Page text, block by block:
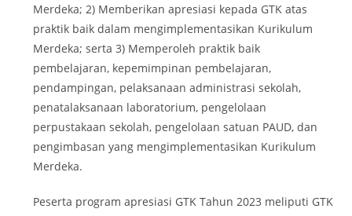
Merdeka; 2) Memberikan apresiasi kepada GTK atas
praktik baik dalam mengimplementasikan Kurikulum
Merdeka; serta 3) Memperoleh praktik baik
pembelajaran, kepemimpinan pembelajaran,
pendampingan, pelaksanaan administrasi sekolah,
penatalaksanaan laboratorium, pengelolaan
perpustakaan sekolah, pengelolaan satuan PAUD, dan
pengimbasan yang mengimplementasikan Kurikulum
Merdeka.
Peserta program apresiasi GTK Tahun 2023 meliputi GTK